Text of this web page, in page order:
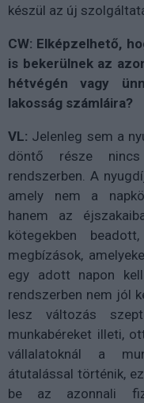
készül az új
CW: Elképzelhető,
is bekerülnek az
hétvégén vagy
lakosság számláira?
VL: Jelenleg sem a
döntő része
rendszerben. A
amely nem a
hanem az
kötegekben
megbízások,
egy adott napon
rendszerben nem jól
lesz változás
munkabéreket illeti,
vállalatoknál a
átutalással történik,
be az azonnali